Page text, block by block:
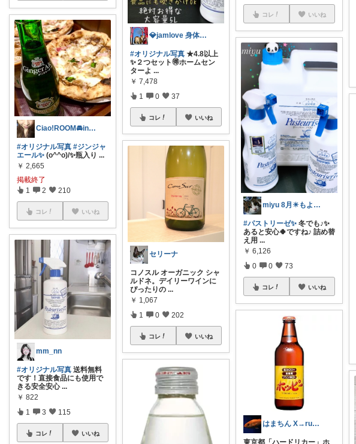
Ciao!ROOM🚘in富山
#オリジナル写真 #ジンジャ
エール✨ (o^^o)/✨瓶入り ...
￥ 2,665
掲載終了
1 2 210
コレ いいね
mm_nn
#オリジナル写真 送料無料
です！直接食品にも使用で
きる安全安心 ...
￥ 822
1 3 115
コレ いいね
💎jamlove 身体に優しく
#オリジナル写真 ★4.8以上
✨２つセット🉐ホームセン
ターよ ...
￥ 7,478
1 0 37
コレ いいね
セリーナ
コノスル オーガニック シャ
ルドネ。デイリーワインに
ぴったりの ...
￥ 1,067
1 0 202
コレ いいね
コレ いいね
miyu 8月☀もよろしくです😊😽
#パストリーゼ✨ 冬でも♪✨
あると安心🍀ですね♪ 詰め替
え用 ...
￥ 6,126
0 0 73
コレ いいね
はまちん X→rubysnapper75
東京都「ハードリカー」ホ